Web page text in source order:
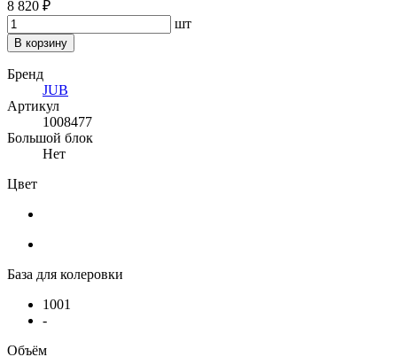
8 820 ₽
шт
В корзину
Бренд
JUB
Артикул
1008477
Большой блок
Нет
Цвет
База для колеровки
1001
-
Объём